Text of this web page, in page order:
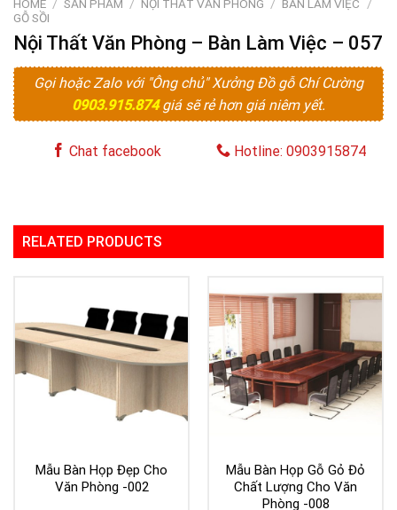
HOME / SẢN PHẨM / NỘI THẤT VĂN PHÒNG / BÀN LÀM VIỆC
/
GỖ SỒI
Nội Thất Văn Phòng – Bàn Làm Việc – 057
Gọi hoặc Zalo với "Ông chủ" Xưởng Đồ gỗ Chí Cường
0903.915.874giá sẽ rẻ hơn giá niêm yết.
Chat facebook Hotline: 0903915874
RELATED PRODUCTS
Mẫu Bàn Họp Đẹp Cho
Văn Phòng -002
Mẫu Bàn Họp Gỗ Gỏ Đỏ
Chất Lượng Cho Văn
Phòng -008